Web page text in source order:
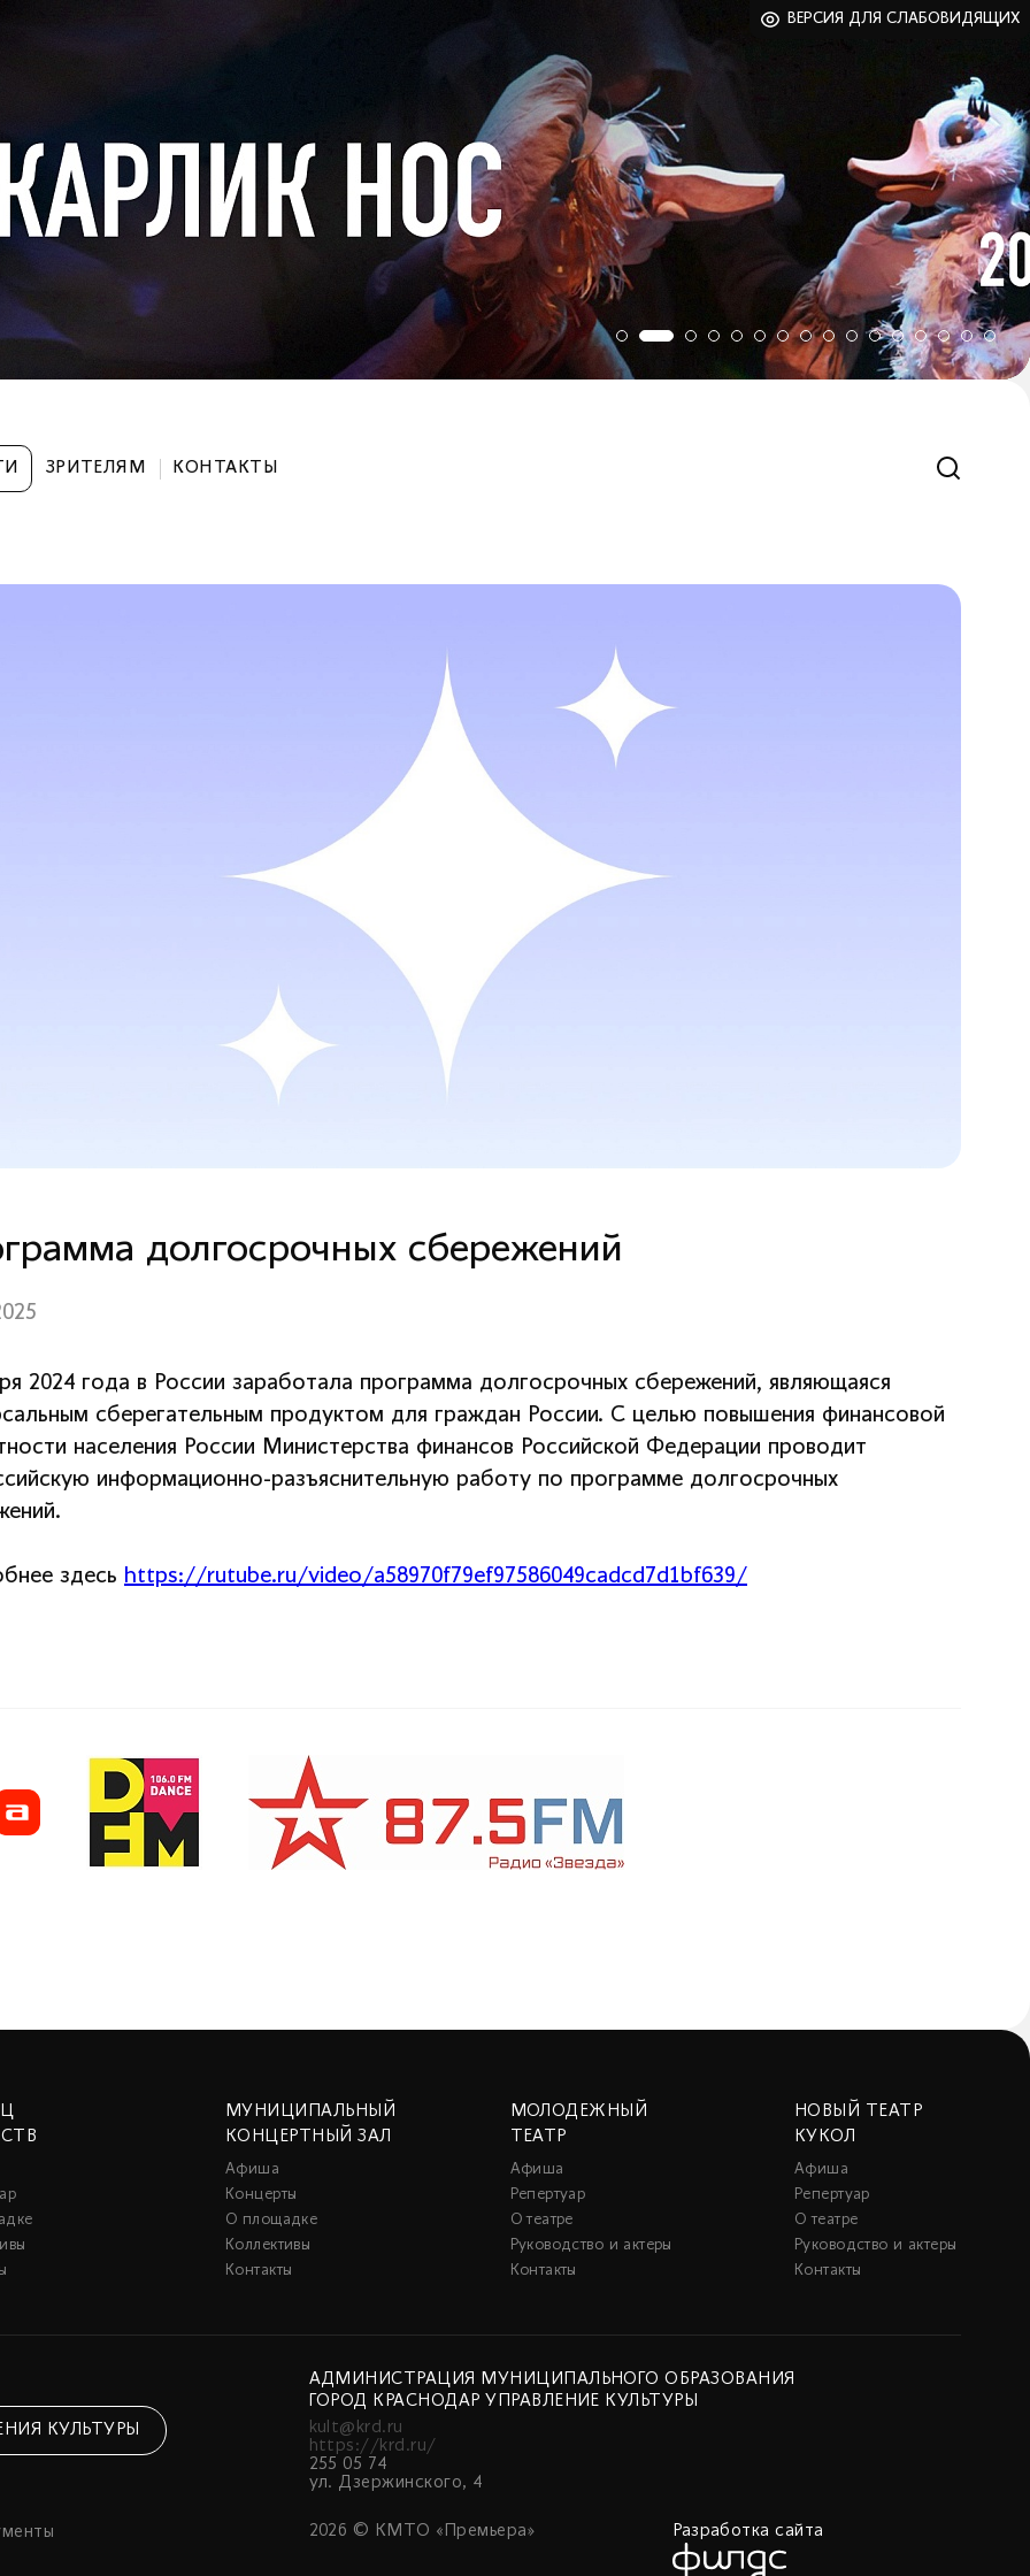
ВЕРСИЯ ДЛЯ СЛАБОВИДЯЩИХ
ЗРИТЕЛЯМ КОНТАКТЫ
долгосрочных сбережений
2024 года в России заработала программа долгосрочных сбережений, являющаяся
сберегательным продуктом для граждан России. С целью повышения финансовой
населения России Министерства финансов Российской Федерации проводит
информационно-разъяснительную работу по программе долгосрочных
здесь https://rutube.ru/video/a58970f79ef97586049cadcd7d1bf639/
МУНИЦИПАЛЬНЫЙ
КОНЦЕРТНЫЙ ЗАЛ
Афиша
Концерты
О площадке
Коллективы
Контакты
МОЛОДЕЖНЫЙ
ТЕАТР
Афиша
Репертуар
О театре
Руководство и актеры
Контакты
НОВЫЙ ТЕАТР
КУКОЛ
Афиша
Репертуар
О театре
Руководство и актеры
Контакты
КУЛЬТУРЫ
АДМИНИСТРАЦИЯ МУНИЦИПАЛЬНОГО ОБРАЗОВАНИЯ
ГОРОД КРАСНОДАР УПРАВЛЕНИЕ КУЛЬТУРЫ
kult@krd.ru
https://krd.ru/
255 05 74
ул. Дзержинского, 4
2026 © КМТО «Премьера» Разработка сайта